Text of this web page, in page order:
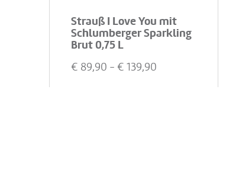
Strauß I Love You mit
Schlumberger Sparkling
Brut 0,75 L
€ 89,90 - € 139,90